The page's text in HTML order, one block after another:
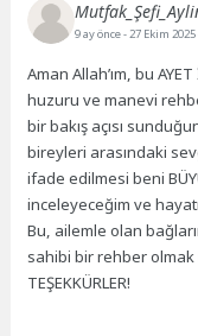
9 ay önce- 27 Ekim
Aman Allah’ım, bu
huzuru ve manevi
bir bakış açısı
bireyleri arasındaki
ifade edilmesi beni
inceleyeceğim ve
Bu, ailemle olan
sahibi bir rehber olmak
TEŞEKKÜRLER!